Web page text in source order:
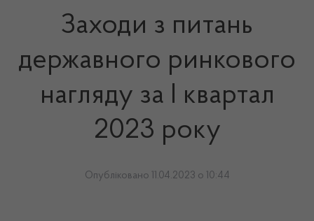
Заходи з питань
державного ринкового
нагляду за І квартал
2023 року
Опубліковано 11.04.2023 о 10:44